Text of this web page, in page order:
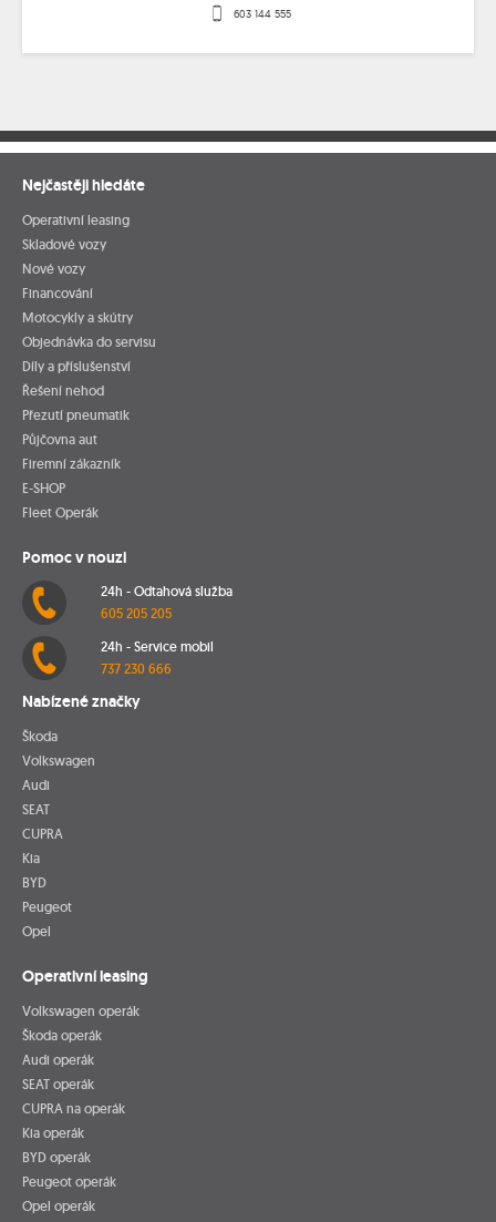
603 144 555
Nejčastěji hledáte
Operativní leasing
Skladové vozy
Nové vozy
Financování
Motocykly a skútry
Objednávka do servisu
Díly a příslušenství
Řešení nehod
Přezutí pneumatik
Půjčovna aut
Firemní zákazník
E-SHOP
Fleet Operák
Pomoc v nouzi
24h - Odtahová služba
605 205 205
24h - Service mobil
737 230 666
Nabízené značky
Škoda
Volkswagen
Audi
SEAT
CUPRA
Kia
BYD
Peugeot
Opel
Operativní leasing
Volkswagen operák
Škoda operák
Audi operák
SEAT operák
CUPRA na operák
Kia operák
BYD operák
Peugeot operák
Opel operák